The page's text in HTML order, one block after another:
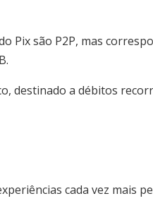
Pix são P2P, mas
destinado a débitos
cada vez mais